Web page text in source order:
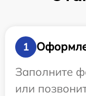
1
Заполните
или